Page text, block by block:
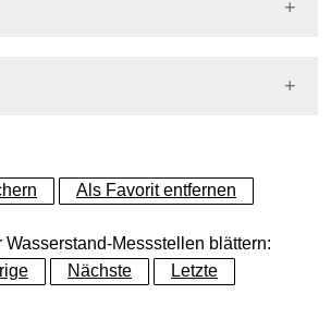
Als Favorit entfernen
Wasserstand-Messstellen blättern:
Nächste Letzte